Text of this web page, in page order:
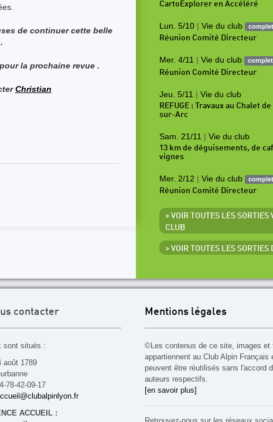
de continuer cette belle
la prochaine revue .
Christian
CartoExplorer en Accéléré
Lun. 5/10 | Vie du club complet
Réunion Comité Directeur
Mer. 4/11 | Vie du club complet
Réunion Comité Directeur
Jeu. 5/11 | Vie du club
REFUGE : Travaux au Chalet
sur-Arc
Sam. 21/11 | Vie du club
13 km de déguisements, de
vignes
Mer. 2/12 | Vie du club complet
Réunion Comité Directeur
> VOIR TOUTES LES SORTIES
CLUB
> VOIR TOUTES LES SORTIES
contacter
sont situés :
août 1789
78-42-09-17
ACCUEIL :
Mentions légales
©Les contenus de ce site, images et
appartiennent au Club Alpin Français
peuvent être réutilisés sans l'accord
auteurs respectifs.
[en savoir plus]